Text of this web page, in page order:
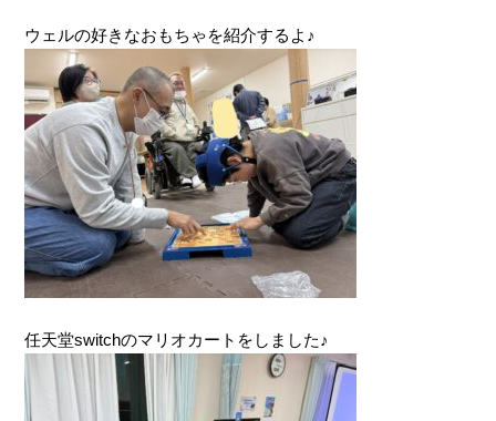
ウェルの好きなおもちゃを紹介するよ♪
任天堂switchのマリオカートをしました♪